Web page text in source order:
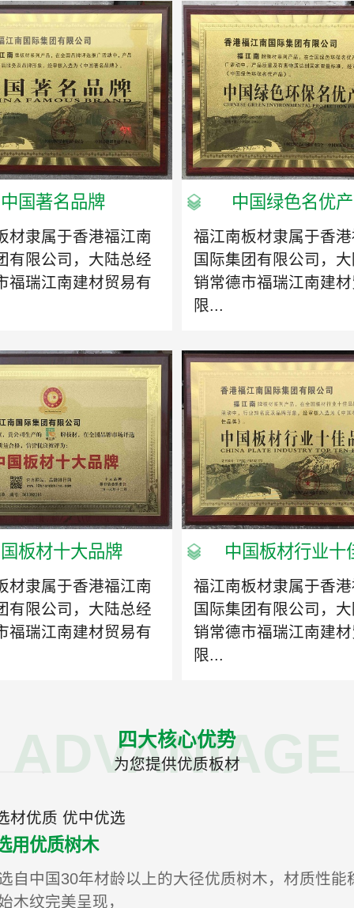
中国著名品牌
材隶属于香港福江南
有限公司，大陆总经
福瑞江南建材贸易有
中国绿色名优
福江南板材隶属于香
国际集团有限公司，
销常德市福瑞江南建
限...
板材十大品牌
材隶属于香港福江南
有限公司，大陆总经
福瑞江南建材贸易有
中国板材行业十
福江南板材隶属于香
国际集团有限公司，
销常德市福瑞江南建
限...
四大核心优势
ADVANIAGE
为您提供优质板材
材优质 优中优选
用优质树木
自中国30年材龄以上的大径优质树木，材质性能
木纹完美呈现，